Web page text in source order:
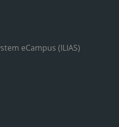
eCampus (ILIAS)